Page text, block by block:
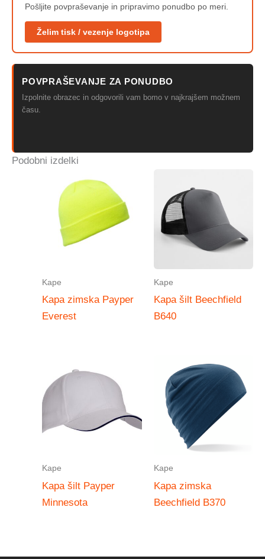
Pošljite povpraševanje in pripravimo ponudbo po meri.
Želim tisk / vezenje logotipa
POVPRAŠEVANJE ZA PONUDBO
Izpolnite obrazec in odgovorili vam bomo v najkrajšem možnem
času.
Podobni izdelki
Kape
Kapa zimska Payper
Everest
Kape
Kapa šilt Beechfield
B640
Kape
Kapa šilt Payper
Minnesota
Kape
Kapa zimska
Beechfield B370